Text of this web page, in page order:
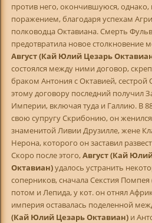
против него, окончившуюся,
поражением, благодаря успехам
полководца Октавиана. Смерть
предотвратила новое столкновение
Август (Кай Юлий Цезарь
состоялся между ними договор,
браком Антония с Октавией, сестрой
этому договору последний получил
Империи, включая туда и Галлию. В
свою супругу Скрибонию, он
знаменитой Ливии Друзилле, жене
Нерона, которого он заставил
Скоро после этого,Август (Кай
Октавиан)удалось устранить
соперников, сначала Секстия Помпея
потом и Лепида, у кот. он отнял
империя оставалась поделенной
(Кай Юлий Цезарь Октавиан) и